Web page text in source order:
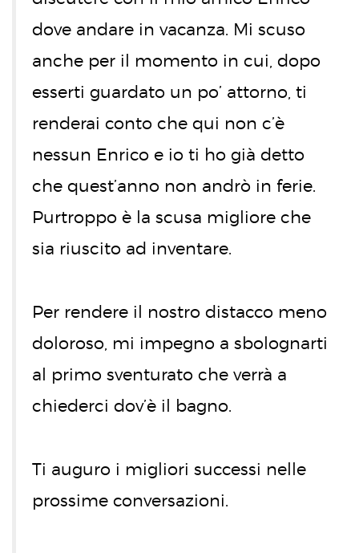
dove andare in vacanza. Mi scuso
anche per il momento in cui, dopo
esserti guardato un po’ attorno, ti
renderai conto che qui non c’è
nessun Enrico e io ti ho già detto
che quest’anno non andrò in ferie.
Purtroppo è la scusa migliore che
sia riuscito ad inventare.
Per rendere il nostro distacco meno
doloroso, mi impegno a sbolognarti
al primo sventurato che verrà a
chiederci dov’è il bagno.
Ti auguro i migliori successi nelle
prossime conversazioni.